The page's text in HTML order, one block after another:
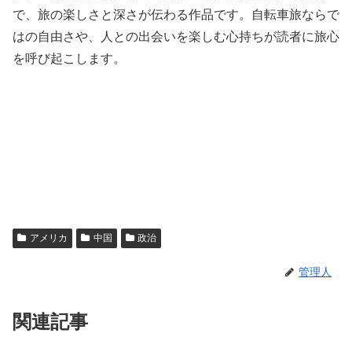
で、旅の楽しさと深さが伝わる作品です。自転車旅ならで
はの自由さや、人との出会いを楽しむ心持ちが読者に旅心
を呼び起こします。
アメリカ 中国 政治
管理人
関連記事